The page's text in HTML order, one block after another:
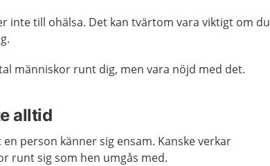
inte till ohälsa. Det kan tvärtom vara viktigt om du
människor runt dig, men vara nöjd med det.
alltid
person känner sig ensam. Kanske verkar
runt sig som hen umgås med.